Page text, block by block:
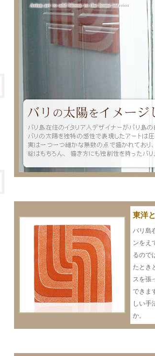
東洋
バリ島
ンをえ
るので
たとき
スを張
できま
しい手
か。